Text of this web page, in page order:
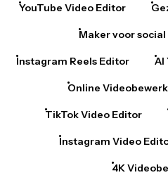
YouTube Video Editor
Maker voor
Instagram Reels Editor AI
Online
TikTok Video Editor
Instagram Video
4K